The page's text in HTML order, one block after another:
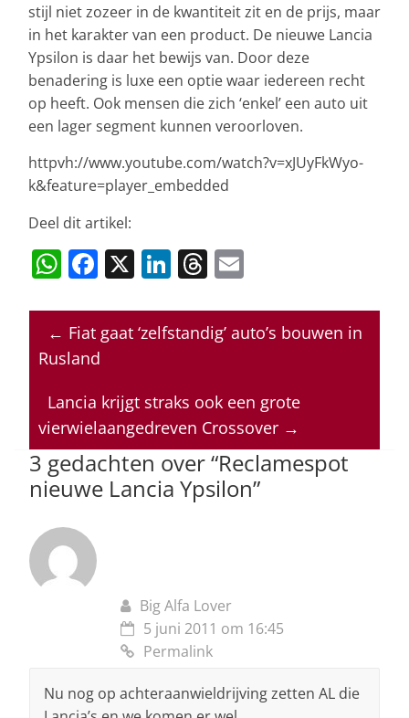
stijl niet zozeer in de kwantiteit zit en de prijs, maar
in het karakter van een product. De nieuwe Lancia
Ypsilon is daar het bewijs van. Door deze
benadering is luxe een optie waar iedereen recht
op heeft. Ook mensen die zich ‘enkel’ een auto uit
een lager segment kunnen veroorloven.
httpvh://www.youtube.com/watch?v=xJUyFkWyo-
k&feature=player_embedded
Deel dit artikel:
W
at
s
p
p
F
c
e
o
o
k
X Li
k
e
n
T
re
a
s
ai
l
← Fiat gaat ‘zelfstandig’ auto’s bouwen in
Rusland
Lancia krijgt straks ook een grote
vierwielaangedreven Crossover →
3 gedachten over “Reclamespot
nieuwe Lancia Ypsilon”
Big Alfa Lover
5 juni 2011 om 16:45
Permalink
Nu nog op achteraanwieldrijving zetten AL die